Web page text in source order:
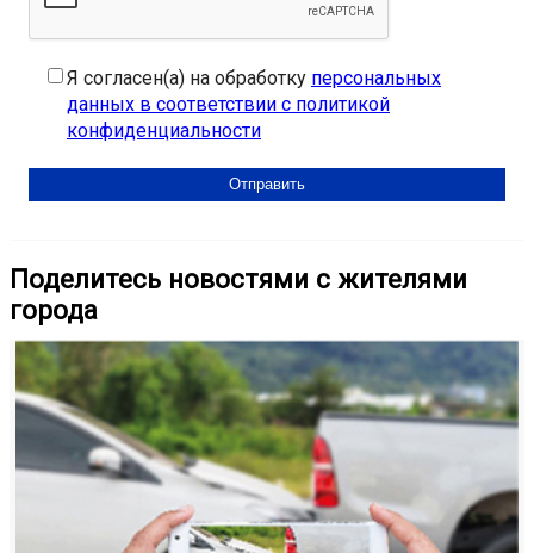
Я согласен(а) на обработку персональных
данных в соответствии с политикой
конфиденциальности
Поделитесь новостями с жителями
города